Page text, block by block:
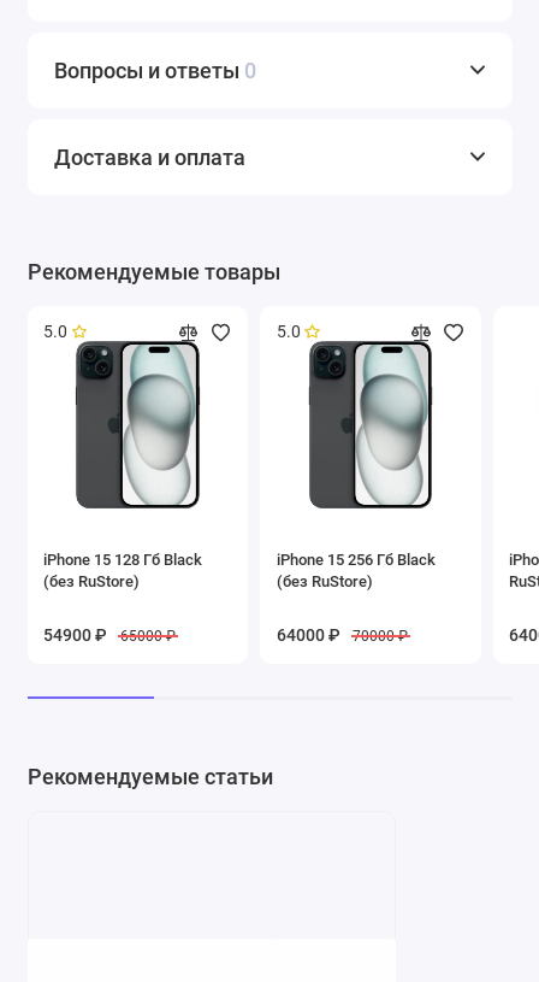
Вопросы и ответы 0
Доставка и оплата
Рекомендуемые товары
5.0
iPhone 15 128 Гб Black
(без RuStore)
54900 ₽ 65000 ₽
5.0
iPhone 15 256 Гб Black
(без RuStore)
64000 ₽ 70000 ₽
Рекомендуемые статьи